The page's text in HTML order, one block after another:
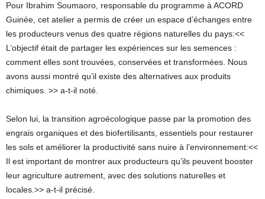
Pour Ibrahim Soumaoro, responsable du programme à ACORD
Guinée, cet atelier a permis de créer un espace d’échanges entre
les producteurs venus des quatre régions naturelles du pays:<<
L’objectif était de partager les expériences sur les semences :
comment elles sont trouvées, conservées et transformées. Nous
avons aussi montré qu’il existe des alternatives aux produits
chimiques. >> a-t-il noté.
Selon lui, la transition agroécologique passe par la promotion des
engrais organiques et des biofertilisants, essentiels pour restaurer
les sols et améliorer la productivité sans nuire à l’environnement:<<
Il est important de montrer aux producteurs qu’ils peuvent booster
leur agriculture autrement, avec des solutions naturelles et
locales.>> a-t-il précisé.